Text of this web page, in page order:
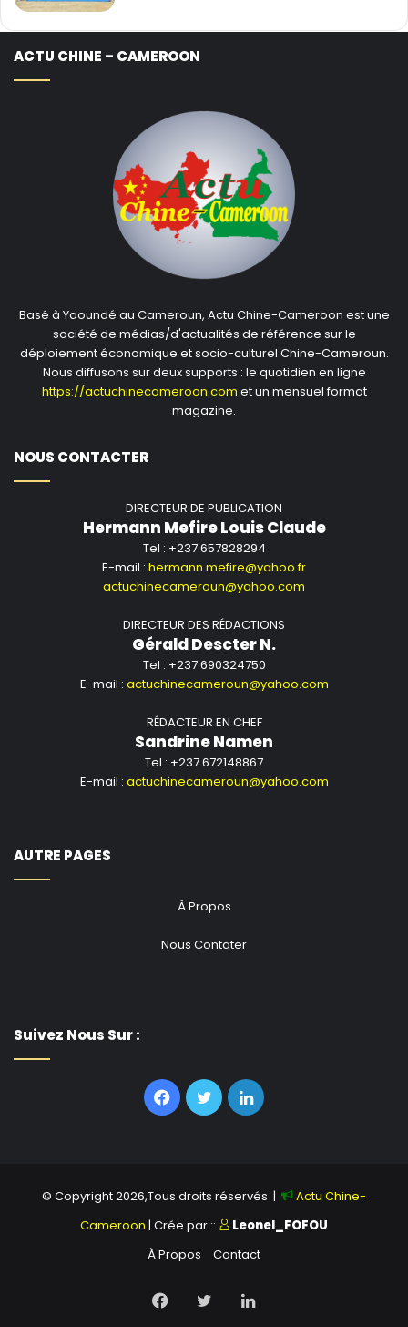
ACTU CHINE – CAMEROON
Basé à Yaoundé au Cameroun, Actu Chine-Cameroon est une
société de médias/d'actualités de référence sur le
déploiement économique et socio-culturel Chine-Cameroun.
Nous diffusons sur deux supports : le quotidien en ligne
https://actuchinecameroon.com et un mensuel format
magazine.
NOUS CONTACTER
DIRECTEUR DE PUBLICATION
Hermann Mefire Louis Claude
Tel : +237 657828294
E-mail : hermann.mefire@yahoo.fr
actuchinecameroun@yahoo.com
DIRECTEUR DES RÉDACTIONS
Gérald Descter N.
Tel : +237 690324750
E-mail : actuchinecameroun@yahoo.com
RÉDACTEUR EN CHEF
Sandrine Namen
Tel : +237 672148867
E-mail : actuchinecameroun@yahoo.com
AUTRE PAGES
À Propos
Nous Contater
Suivez Nous Sur :
Facebook
TwitterLinkedin
© Copyright 2026,Tous droits réservés |
Actu Chine-
Cameroon | Crée par ::
Leonel_FOFOU
À Propos
Contact
Facebook
TwitterLinkedin